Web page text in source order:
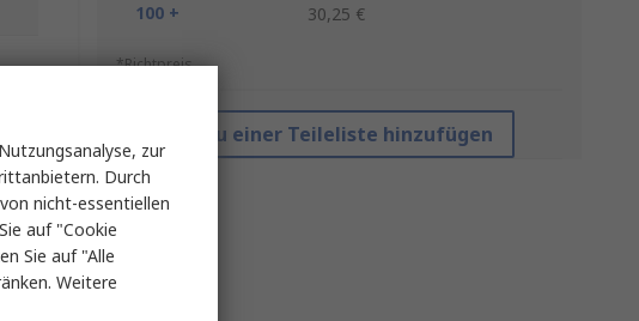
100 +
30,25 €
*Richtpreis
Zu einer Teileliste hinzufügen
zur
Durch
nicht-essentiellen
auf "Cookie
Sie auf "Alle
Weitere